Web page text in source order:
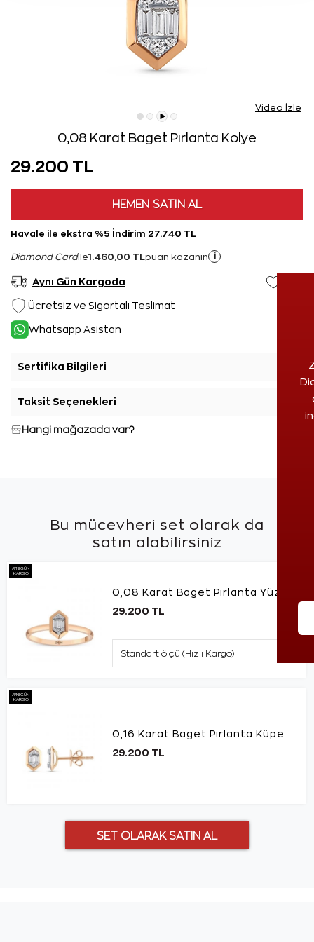
Video İzle
0,08 Karat Baget Pırlanta Kolye
29.200 TL
HEMEN SATIN AL
Havale ile ekstra %5 İndirim 27.740 TL
Diamond Cardile1.460,00 TL puan kazanın i
Aynı Gün Kargoda
Ücretsiz ve Sigortalı Teslimat
Whatsapp Asistan
Sertifika Bilgileri
Taksit Seçenekleri
Hangi mağazada var?
Bu mücevheri set olarak da
satın alabilirsiniz
AYNI GÜN
KARGO
0,08 Karat Baget Pırlanta Yüzük
29.200 TL
AYNI GÜN
KARGO
0,16 Karat Baget Pırlanta Küpe
29.200 TL